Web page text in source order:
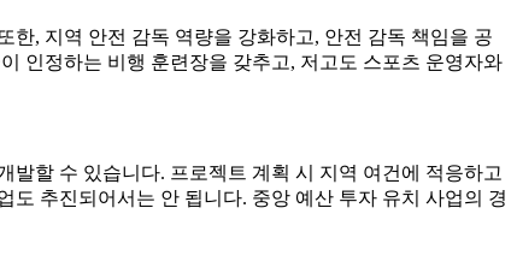
, 지역 안전 감독 역량을 강화하고, 안전 감독 책임을 공
인정하는 비행 훈련장을 갖추고, 저고도 스포츠 운영자와
발할 수 있습니다. 프로젝트 계획 시 지역 여건에 적응하고
추진되어서는 안 됩니다. 중앙 예산 투자 유치 사업의 경